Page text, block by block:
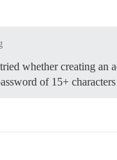
whether creating
of 15+